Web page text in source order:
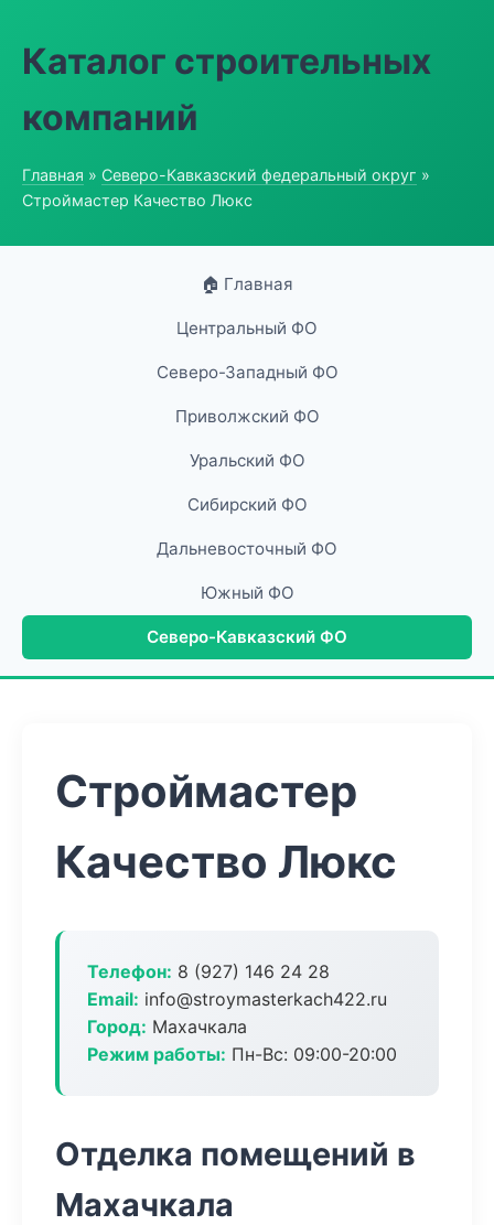
Каталог строительных
компаний
Главная » Северо-Кавказский федеральный округ »
Строймастер Качество Люкс
🏠 Главная
Центральный ФО
Северо-Западный ФО
Приволжский ФО
Уральский ФО
Сибирский ФО
Дальневосточный ФО
Южный ФО
Северо-Кавказский ФО
Строймастер
Качество Люкс
Телефон: 8 (927) 146 24 28
Email: info@stroymasterkach422.ru
Город: Махачкала
Режим работы: Пн-Вс: 09:00-20:00
Отделка помещений в
Махачкала